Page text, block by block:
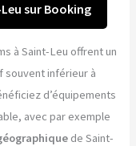
sur Booking
à Saint-Leu offrent un
souvent inférieur à
d’équipements
avec par exemple
de Saint-